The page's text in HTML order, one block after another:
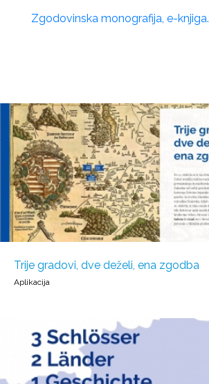
Zgodovinska monografija, e-knjiga.
Trije gradovi, dve deželi, ena zgodba
Aplikacija